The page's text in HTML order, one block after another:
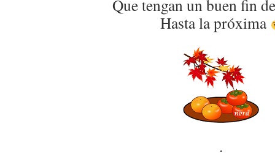
Que tengan un buen fin
Hasta la próxima
.